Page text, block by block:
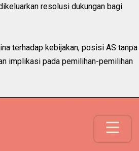
resolusi dukungan bagi
terhadap kebijakan, posisi AS tanpa
implikasi pada pemilihan-pemilihan